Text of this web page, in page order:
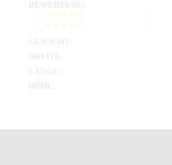
BEWERTUNG:
GEWICHT:
BREITE:
LÄNGE:
HÖHE: